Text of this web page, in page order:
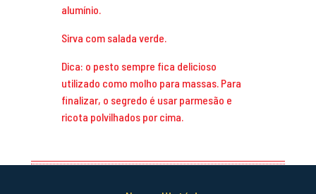
alumínio.
Sirva com salada verde.
Dica: o pesto sempre fica delicioso
utilizado como molho para massas. Para
finalizar, o segredo é usar parmesão e
ricota polvilhados por cima.